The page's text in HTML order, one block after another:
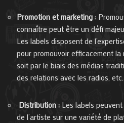
Promotion et marketing :
connaître peut être un défi
Les labels disposent de
pour promouvoir efficacement la
soit par le biais des médias
des relations avec les radios, etc.
Distribution : Les labels
de l’artiste sur une variété de